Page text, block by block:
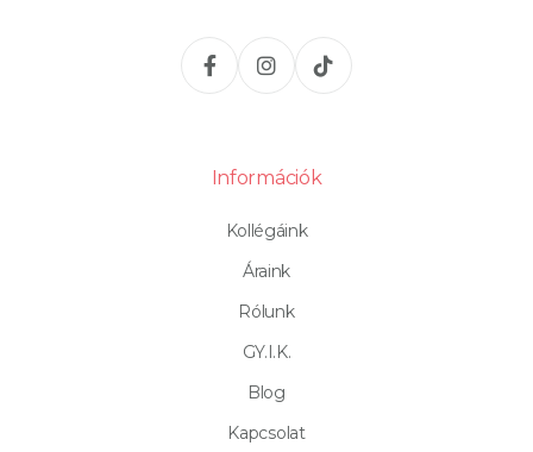
Információk
Kollégáink
Áraink
Rólunk
GY.I.K.
Blog
Kapcsolat